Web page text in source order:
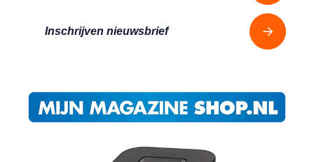
Inschrijven nieuwsbrief